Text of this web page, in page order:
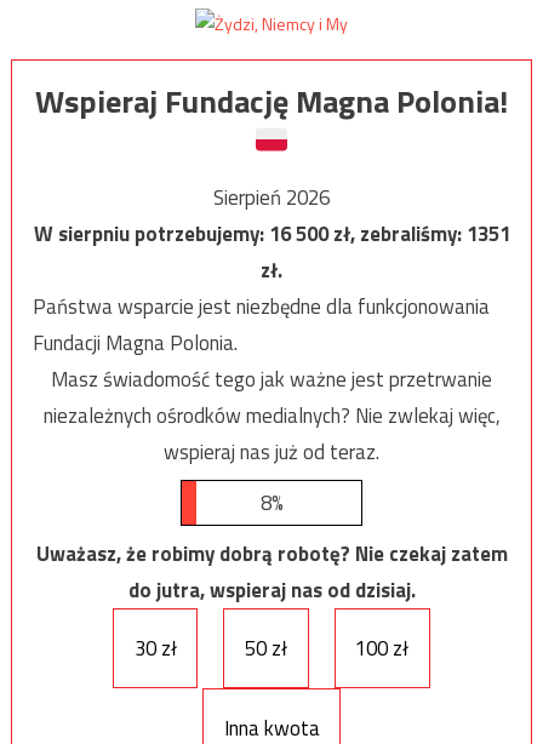
Wspieraj Fundację Magna Polonia!
Sierpień 2026
W sierpniu potrzebujemy:16 500zł, zebraliśmy:1351
zł.
Państwa wsparcie jest niezbędne dla funkcjonowania
Fundacji Magna Polonia.
Masz świadomość tego jak ważne jest przetrwanie
niezależnych ośrodków medialnych? Nie zwlekaj więc,
wspieraj nas już od teraz.
8%
Uważasz, że robimy dobrą robotę? Nie czekaj zatem
do jutra, wspieraj nas od dzisiaj.
30 zł
50 zł 100 zł
Inna kwota